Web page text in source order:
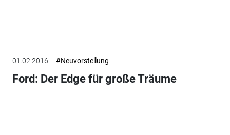
01.02.2016 #Neuvorstellung
Ford: Der Edge für große Träume